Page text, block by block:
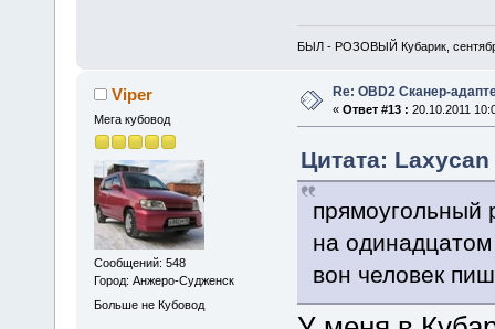
БЫЛ - РОЗОВЫЙ Кубарик,
Viper
Мега кубовод
Сообщений: 548
Город: Анжеро-Судженск
Больше не Кубовод
Re: OBD2 Сканер-
« Ответ #13 : 20.10.2011
Цитата: Laxycan
прямоугольный
на
вон человек